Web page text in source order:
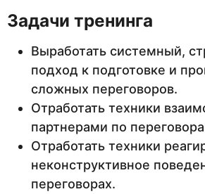
Задачи тренинга
Выработать системный,
подход к подготовке и
сложных переговоров.
Отработать техники
партнерами по
Отработать техники
неконструктивное
переговорах.